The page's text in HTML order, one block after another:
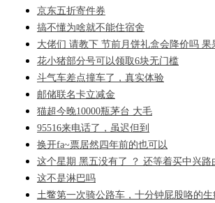
京东五折寄件券
搞不懂为啥就不能住宿舍
大佬们 请教下 节前月饼礼盒会降价吗 果
花小猪部分号可以领取6块无门槛
斗气车差点撞车了，真实体验
邮储联名卡立减金
猫超今晚10000瓶茅台 大毛
95516来电话了，虽迟但到
换开fa~票居然四年前的也可以
这个星期 黑五没有了 ？ 还等着买中兴路
这不是淋巴吗
土鳖第一次骑公路车，十分钟屁股咯的生